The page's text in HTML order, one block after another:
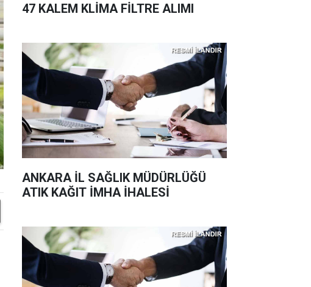
47 KALEM KLİMA FİLTRE ALIMI
ANKARA İL SAĞLIK MÜDÜRLÜĞÜ
ATIK KAĞIT İMHA İHALESİ